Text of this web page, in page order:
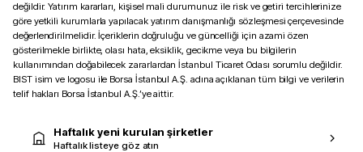
değildir. Yatırım kararları, kişisel mali durumunuz ile risk ve getiri tercihlerinize
göre yetkili kurumlarla yapılacak yatırım danışmanlığı sözleşmesi çerçevesinde
değerlendirilmelidir. İçeriklerin doğruluğu ve güncelliği için azami özen
gösterilmekle birlikte, olası hata, eksiklik, gecikme veya bu bilgilerin
kullanımından doğabilecek zararlardan İstanbul Ticaret Odası sorumlu değildir.
BIST isim ve logosu ile Borsa İstanbul A.Ş. adına açıklanan tüm bilgi ve verilerin
telif hakları Borsa İstanbul A.Ş.’ye aittir.
Haftalık yeni kurulan şirketler
Haftalık listeye göz atın